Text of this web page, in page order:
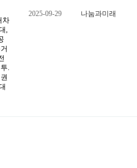
차
,
.
2025-09-29 나눔과미래